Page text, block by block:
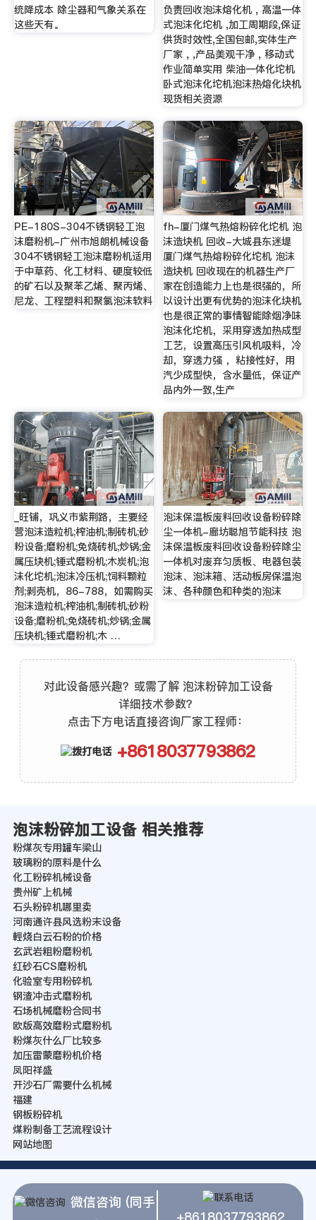
统降成本 除尘器和气象关系在
这些天有。
负责回收泡沫熔化机 , 高温一体
式泡沫化坨机 ,加工周期段,保证
供货时效性,全国包邮,实体生产
厂家 , ,产品美观干净 , 移动式
作业简单实用 柴油一体化坨机
卧式泡沫化坨机泡沫热熔化块机
现货相关资源
PE-180S-304不锈钢轻工泡
沫磨粉机-广州市旭朗机械设备
304不锈钢轻工泡沫磨粉机适用
于中草药、化工材料、硬度较低
的矿石以及聚苯乙烯、聚丙烯、
尼龙、工程塑料和聚氯泡沫软料
fh-厦门煤气热熔粉碎化坨机 泡
沫造块机 回收-大城县东迷堤
厦门煤气热熔粉碎化坨机 泡沫
造块机 回收现在的机器生产厂
家在创造能力上也是很强的，所
以设计出更有优势的泡沫化块机
也是很正常的事情智能除烟净味
泡沫化坨机，采用穿透加热成型
工艺，设置高压引风机吸料，冷
却，穿透力强 ，粘接性好，用
汽少成型快，含水量低，保证产
品内外一致,生产
_旺铺，巩义市紫荆路，主要经
营泡沫造粒机;榨油机;制砖机;砂
粉设备;磨粉机;免烧砖机;炒锅;金
属压块机;锤式磨粉机;木炭机;泡
沫化坨机;泡沫冷压机;饲料颗粒
剂;剥壳机，86-788，如需购买
泡沫造粒机;榨油机;制砖机;砂粉
设备;磨粉机;免烧砖机;炒锅;金属
压块机;锤式磨粉机;木 …
泡沫保温板废料回收设备粉碎除
尘一体机-廊坊聪旭节能科技 泡
沫保温板废料回收设备粉碎除尘
一体机对废弃匀质板、电器包装
泡沫、泡沫箱、活动板房保温泡
沫、各种颜色和种类的泡沫
对此设备感兴趣？或需了解 泡沫粉碎加工设备
详细技术参数？
点击下方电话直接咨询厂家工程师：
+8618037793862
泡沫粉碎加工设备 相关推荐
粉煤灰专用罐车梁山
玻璃粉的原料是什么
化工粉碎机械设备
贵州矿上机械
石头粉碎机哪里卖
河南通许县风选粉末设备
輕烧白云石粉的价格
玄武岩粗粉磨粉机
红砂石CS磨粉机
化验室专用粉碎机
钢渣冲击式磨粉机
石场机械磨粉合同书
欧版高效磨粉式磨粉机
粉煤灰什么厂比较多
加压雷蒙磨粉机价格
凤阳祥盛
开沙石厂需要什么机械
福建
钢板粉碎机
煤粉制备工艺流程设计
网站地图
微信咨询 (同手